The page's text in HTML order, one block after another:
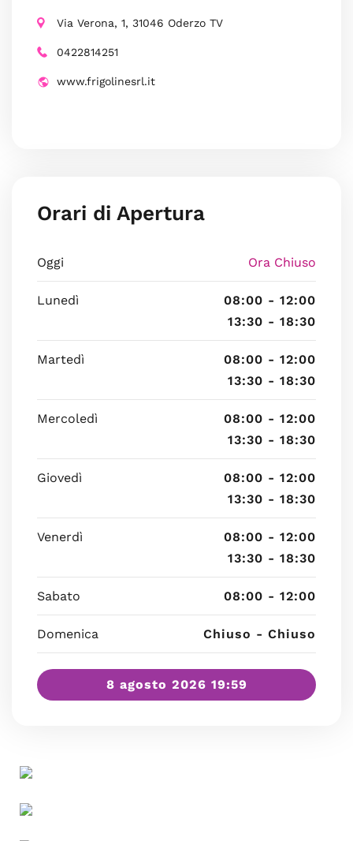
Via Verona, 1, 31046 Oderzo TV
0422814251
www.frigolinesrl.it
Orari di Apertura
Oggi Ora Chiuso
Lunedì
08:00 - 12:00
13:30 - 18:30
Martedì
08:00 - 12:00
13:30 - 18:30
Mercoledì
08:00 - 12:00
13:30 - 18:30
Giovedì
08:00 - 12:00
13:30 - 18:30
Venerdì
08:00 - 12:00
13:30 - 18:30
Sabato 08:00 - 12:00
Domenica Chiuso - Chiuso
8 agosto 2026 19:59